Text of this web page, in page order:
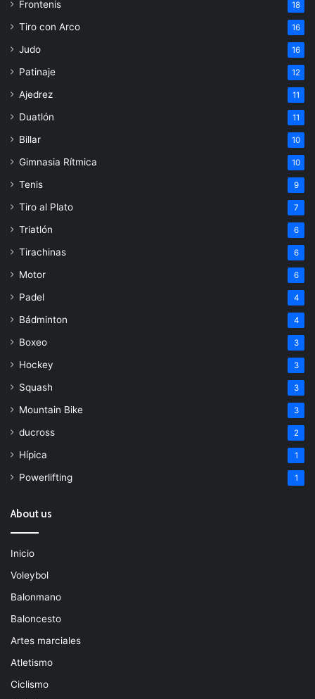
Frontenis 18
Tiro con Arco 16
Judo 16
Patinaje 12
Ajedrez 11
Duatlón 11
Billar 10
Gimnasia Rítmica 10
Tenis 9
Tiro al Plato 7
Triatlón 6
Tirachinas 6
Motor 6
Padel 4
Bádminton 4
Boxeo 3
Hockey 3
Squash 3
Mountain Bike 3
ducross 2
Hípica 1
Powerlifting 1
About us
Inicio
Voleybol
Balonmano
Baloncesto
Artes marciales
Atletismo
Ciclismo